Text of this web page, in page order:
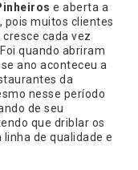
e aberta a
pois muitos clientes
cresce cada vez
quando abriram
ano aconteceu a
da
nesse período
de seu
que driblar os
de qualidade e